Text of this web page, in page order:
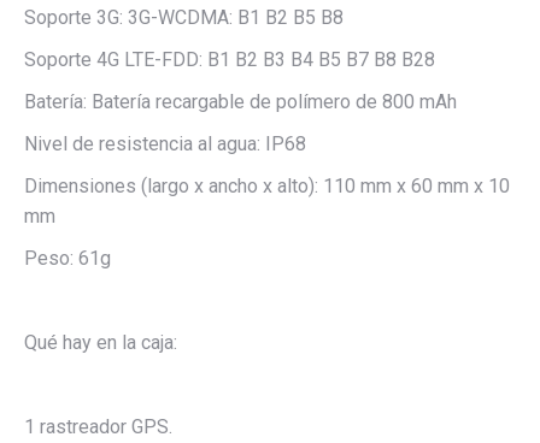
Soporte 3G: 3G-WCDMA: B1 B2 B5 B8
Soporte 4G LTE-FDD: B1 B2 B3 B4 B5 B7 B8 B28
Batería: Batería recargable de polímero de 800 mAh
Nivel de resistencia al agua: IP68
Dimensiones (largo x ancho x alto): 110 mm x 60 mm x 10
mm
Peso: 61g
Qué hay en la caja:
1 rastreador GPS.